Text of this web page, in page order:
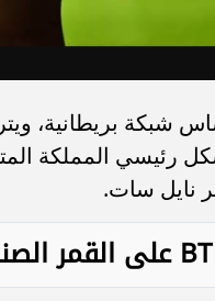
شبكة بريطانية،
رئيسي المملكة
نايل سات.
على القمر